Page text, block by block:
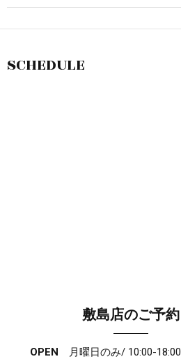
SCHEDULE
敷島店のご予約
OPEN
月曜日のみ/ 10:00-18:00